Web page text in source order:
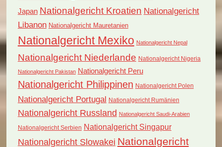
Japan Nationalgericht Kroatien Nationalgericht
Libanon Nationalgericht Mauretanien
Nationalgericht Mexiko Nationalgericht Nepal
Nationalgericht Niederlande Nationalgericht Nigeria
Nationalgericht Pakistan Nationalgericht Peru
Nationalgericht Philippinen Nationalgericht Polen
Nationalgericht Portugal Nationalgericht Rumänien
Nationalgericht Russland Nationalgericht Saudi-Arabien
Nationalgericht Serbien Nationalgericht Singapur
Nationalgericht Slowakei Nationalgericht